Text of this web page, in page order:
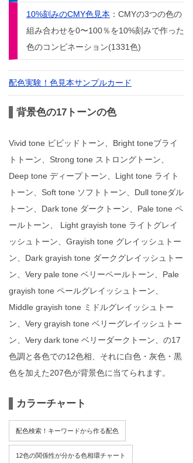
10%刻みのCMY色見本 ：CMYの3つの色の
組み合わせを0〜100％を10%刻みで作った
色のコンビネーション(1331色)
配色実験！色見本サンプルカード
背景色の17トーンの色
Vivid tone ビビッドトーン、Bright toneブライ
トトーン、Strong tone ストロングトーン、
Deep tone ディープトーン、Light tone ライト
トーン、Soft tone ソフトトーン、Dull toneダル
トーン、Dark tone ダークトーン、Pale tone ペ
ールトーン、 Light grayish tone ライトグレイ
ッシュトーン、Grayish tone グレイッシュトー
ン、Dark grayish tone ダークグレイッシュトー
ン、Very pale tone ベリーペールトーン、Pale
grayish tone ペールグレイッシュトーン、
Middle grayish tone ミドルグレイッシュトー
ン、Very grayish tone ベリーグレイッシュトー
ン、Very dark tone ベリーダークトーン、の17
色調と各色での12色相、それに白色・灰色・黒
色を加えた207色が背景色に当てられます。
カラーチャート
配色検索！キーワードから作る配色
12色の関係性が分かる色相環チャート